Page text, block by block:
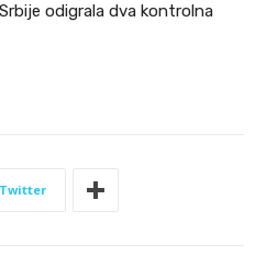
odigrala dva kontrolna
Twitter